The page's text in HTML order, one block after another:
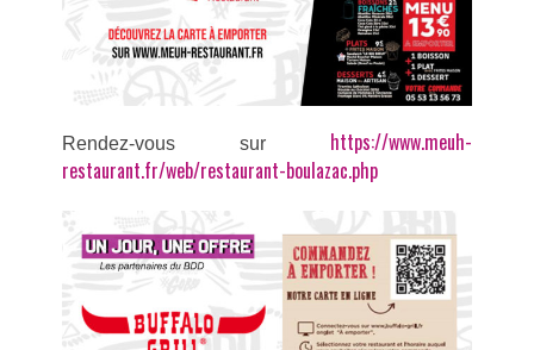
Rendez-vous sur https://www.meuh-
restaurant.fr/web/restaurant-boulazac.php